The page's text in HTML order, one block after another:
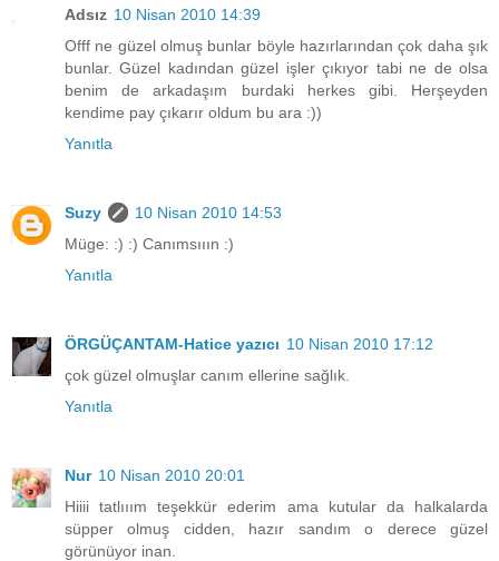
Adsız 10 Nisan 2010 14:39
Offf ne güzel olmuş bunlar böyle hazırlarından çok daha şık
bunlar. Güzel kadından güzel işler çıkıyor tabi ne de olsa
benim de arkadaşım burdaki herkes gibi. Herşeyden
kendime pay çıkarır oldum bu ara :))
Yanıtla
Suzy
10 Nisan 2010 14:53
Müge: :) :) Canımsııın :)
Yanıtla
ÖRGÜÇANTAM-Hatice yazıcı 10 Nisan 2010 17:12
çok güzel olmuşlar canım ellerine sağlık.
Yanıtla
Nur 10 Nisan 2010 20:01
Hiiii tatlııım teşekkür ederim ama kutular da halkalarda
süpper olmuş cidden, hazır sandım o derece güzel
görünüyor inan.